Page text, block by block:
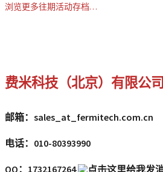
浏览更多往期活动存档…
费米科技（北京）有限公司
邮箱： sales_at_fermitech.com.cn
电话：010-80393990
QQ：1732167264